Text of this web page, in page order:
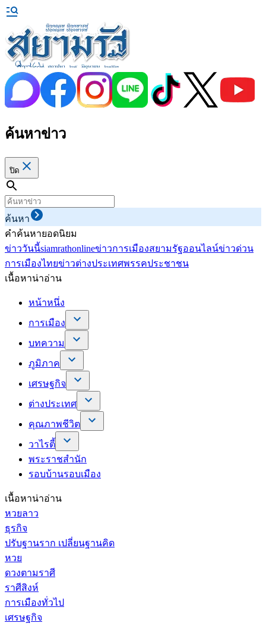
ค้นหาข่าว
ปิด
ค้นหา
คำค้นหายอดนิยม
ข่าววันนี้siamrathonlineข่าวการเมืองสยามรัฐออนไลน์ข่าวด่วน
การเมืองไทยข่าวต่างประเทศพรรคประชาชน
เนื้อหาน่าอ่าน
หน้าหนึ่ง
การเมือง
บทความ
ภูมิภาค
เศรษฐกิจ
ต่างประเทศ
คุณภาพชีวิต
วาไรตี้
พระราชสำนัก
รอบบ้านรอบเมือง
เนื้อหาน่าอ่าน
หวยลาว
ธุรกิจ
ปรับฐานราก เปลี่ยนฐานคิด
หวย
ดวงตามราศี
ราศีสิงห์
การเมืองทั่วไป
เศรษฐกิจ